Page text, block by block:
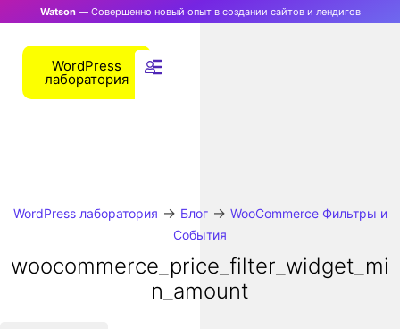
Watson— Совершенно новый опыт в создании сайтов и лендигов
WordPress
лаборатория
WordPress лаборатория → Блог→ WooCommerce Фильтры и
События
woocommerce_price_filter_widget_mi
n_amount